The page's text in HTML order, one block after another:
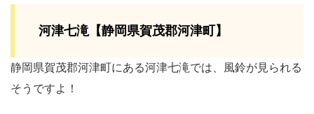
河津七滝【静岡県賀茂郡河津町】
静岡県賀茂郡河津町にある河津七滝では、風鈴が見られる
そうですよ！